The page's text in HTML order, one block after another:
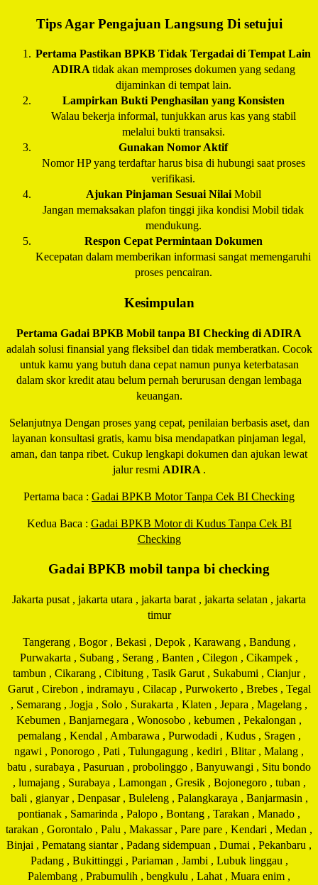
Tips Agar Pengajuan Langsung Di setujui
Pertama Pastikan BPKB Tidak Tergadai di Tempat Lain
ADIRA tidak akan memproses dokumen yang sedang
dijaminkan di tempat lain.
Lampirkan Bukti Penghasilan yang Konsisten
Walau bekerja informal, tunjukkan arus kas yang stabil
melalui bukti transaksi.
Gunakan Nomor Aktif
Nomor HP yang terdaftar harus bisa di hubungi saat proses
verifikasi.
Ajukan Pinjaman Sesuai Nilai Mobil
Jangan memaksakan plafon tinggi jika kondisi Mobil tidak
mendukung.
Respon Cepat Permintaan Dokumen
Kecepatan dalam memberikan informasi sangat memengaruhi
proses pencairan.
Kesimpulan
Pertama Gadai BPKB Mobil tanpa BI Checking di ADIRA
adalah solusi finansial yang fleksibel dan tidak memberatkan. Cocok
untuk kamu yang butuh dana cepat namun punya keterbatasan
dalam skor kredit atau belum pernah berurusan dengan lembaga
keuangan.
Selanjutnya Dengan proses yang cepat, penilaian berbasis aset, dan
layanan konsultasi gratis, kamu bisa mendapatkan pinjaman legal,
aman, dan tanpa ribet. Cukup lengkapi dokumen dan ajukan lewat
jalur resmi ADIRA .
Pertama baca : Gadai BPKB Motor Tanpa Cek BI Checking
Kedua Baca : Gadai BPKB Motor di Kudus Tanpa Cek BI
Checking
Gadai BPKB mobil tanpa bi checking
Jakarta pusat , jakarta utara , jakarta barat , jakarta selatan , jakarta
timur
Tangerang , Bogor , Bekasi , Depok , Karawang , Bandung ,
Purwakarta , Subang , Serang , Banten , Cilegon , Cikampek ,
tambun , Cikarang , Cibitung , Tasik Garut , Sukabumi , Cianjur ,
Garut , Cirebon , indramayu , Cilacap , Purwokerto , Brebes , Tegal
, Semarang , Jogja , Solo , Surakarta , Klaten , Jepara , Magelang ,
Kebumen , Banjarnegara , Wonosobo , kebumen , Pekalongan ,
pemalang , Kendal , Ambarawa , Purwodadi , Kudus , Sragen ,
ngawi , Ponorogo , Pati , Tulungagung , kediri , Blitar , Malang ,
batu , surabaya , Pasuruan , probolinggo , Banyuwangi , Situ bondo
, lumajang , Surabaya , Lamongan , Gresik , Bojonegoro , tuban ,
bali , gianyar , Denpasar , Buleleng , Palangkaraya , Banjarmasin ,
pontianak , Samarinda , Palopo , Bontang , Tarakan , Manado ,
tarakan , Gorontalo , Palu , Makassar , Pare pare , Kendari , Medan ,
Binjai , Pematang siantar , Padang sidempuan , Dumai , Pekanbaru ,
Padang , Bukittinggi , Pariaman , Jambi , Lubuk linggau ,
Palembang , Prabumulih , bengkulu , Lahat , Muara enim ,